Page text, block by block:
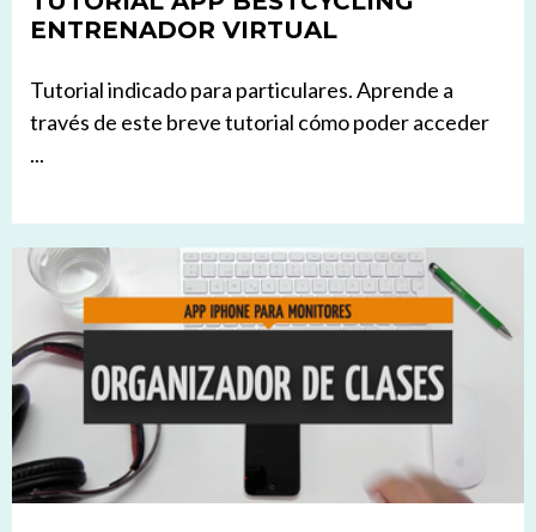
ENTRENADOR VIRTUAL
Tutorial indicado para particulares. Aprende a
través de este breve tutorial cómo poder acceder
...